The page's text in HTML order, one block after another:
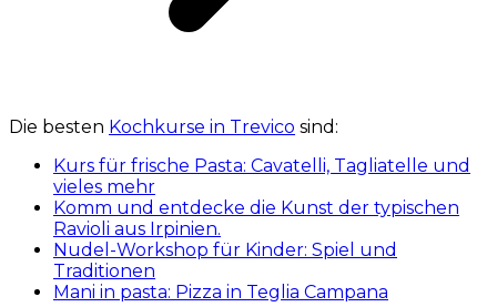
Die besten Kochkurse in Trevico sind:
Kurs für frische Pasta: Cavatelli, Tagliatelle und
vieles mehr
Komm und entdecke die Kunst der typischen
Ravioli aus Irpinien.
Nudel-Workshop für Kinder: Spiel und
Traditionen
Mani in pasta: Pizza in Teglia Campana